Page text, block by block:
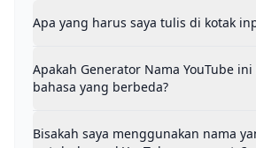
Ya. Semua nama yang
Apa yang harus saya tulis di kotak
Apakah Generator Nama YouTube
bahasa yang berbeda?
Bisakah saya menggunakan nama